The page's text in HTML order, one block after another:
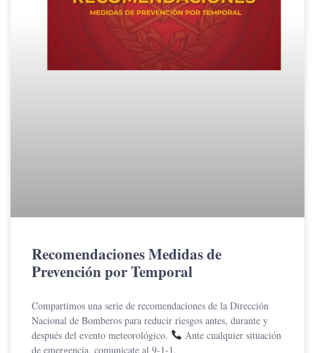
Recomendaciones Medidas de
Prevención por Temporal
Compartimos una serie de recomendaciones de la Dirección
Nacional de Bomberos para reducir riesgos antes, durante y
después del evento meteorológico.
Ante cualquier situación
de emergencia, comunicate al 9-1-1.